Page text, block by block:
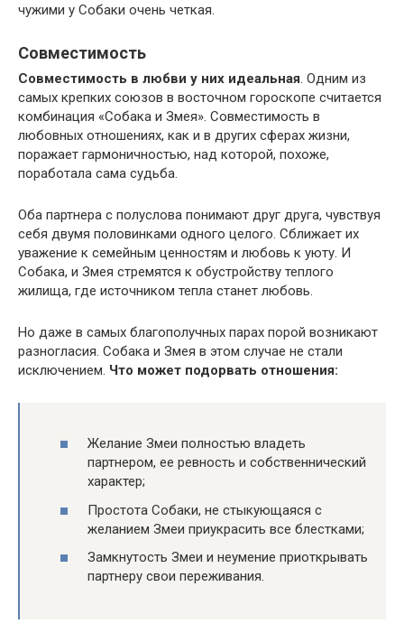
чужими у Собаки очень четкая.
Совместимость
Совместимость в любви у них идеальная. Одним из
самых крепких союзов в восточном гороскопе считается
комбинация «Собака и Змея». Совместимость в
любовных отношениях, как и в других сферах жизни,
поражает гармоничностью, над которой, похоже,
поработала сама судьба.
Оба партнера с полуслова понимают друг друга, чувствуя
себя двумя половинками одного целого. Сближает их
уважение к семейным ценностям и любовь к уюту. И
Собака, и Змея стремятся к обустройству теплого
жилища, где источником тепла станет любовь.
Но даже в самых благополучных парах порой возникают
разногласия. Собака и Змея в этом случае не стали
исключением. Что может подорвать отношения:
Желание Змеи полностью владеть
партнером, ее ревность и собственнический
характер;
Простота Собаки, не стыкующаяся с
желанием Змеи приукрасить все блестками;
Замкнутость Змеи и неумение приоткрывать
партнеру свои переживания.